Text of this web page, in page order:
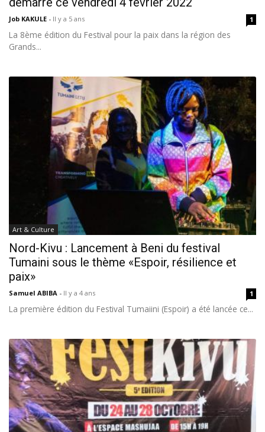
Job KAKULE - Il y a 5 ans 1
La 8ème édition du Festival pour la paix dans la région des
Grands...
Art & Culture
Nord-Kivu : Lancement à Beni du festival
Tumaini sous le thème «Espoir, résilience et
paix»
Samuel ABIBA - Il y a 4 ans 1
La première édition du Festival Tumaiini (Espoir) a été lancée ce...